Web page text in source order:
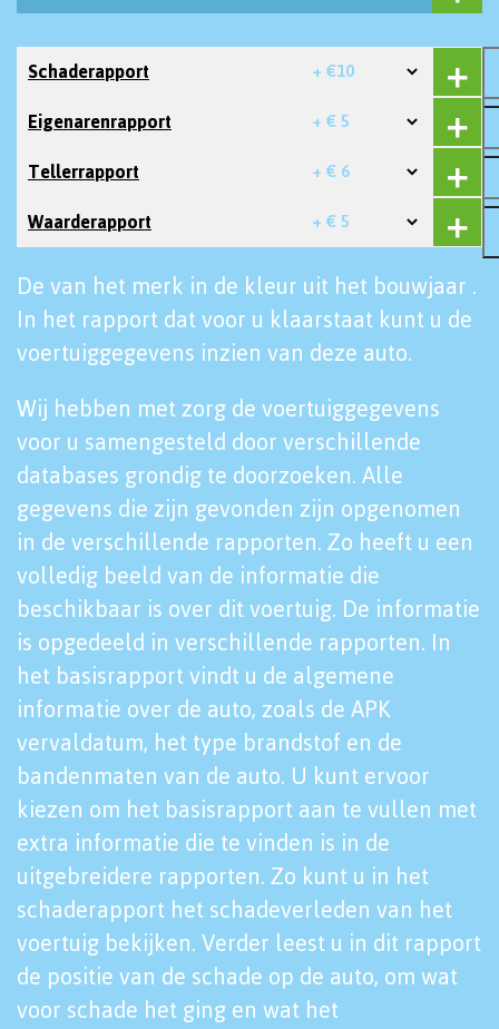
Schaderapport + €10
Eigenarenrapport + € 5
Tellerrapport + € 6
Waarderapport + € 5
De van het merk in de kleur uit het bouwjaar .
In het rapport dat voor u klaarstaat kunt u de
voertuiggegevens inzien van deze auto.
Wij hebben met zorg de voertuiggegevens
voor u samengesteld door verschillende
databases grondig te doorzoeken. Alle
gegevens die zijn gevonden zijn opgenomen
in de verschillende rapporten. Zo heeft u een
volledig beeld van de informatie die
beschikbaar is over dit voertuig. De informatie
is opgedeeld in verschillende rapporten. In
het basisrapport vindt u de algemene
informatie over de auto, zoals de APK
vervaldatum, het type brandstof en de
bandenmaten van de auto. U kunt ervoor
kiezen om het basisrapport aan te vullen met
extra informatie die te vinden is in de
uitgebreidere rapporten. Zo kunt u in het
schaderapport het schadeverleden van het
voertuig bekijken. Verder leest u in dit rapport
de positie van de schade op de auto, om wat
voor schade het ging en wat het